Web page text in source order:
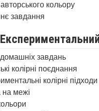
кольору
завдання
домашніх завдань
колірні поєднання
колірні підходи
на межі